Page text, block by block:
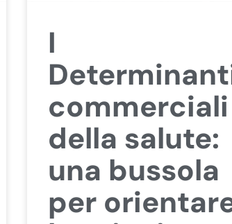
I
commerciali
della salute:
una bussola
per